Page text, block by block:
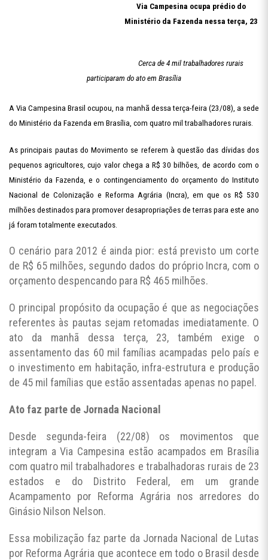
Via Campesina ocupa prédio do
Ministério da Fazenda nessa terça, 23
Cerca de 4 mil trabalhadores rurais
participaram do ato em Brasília
A Via Campesina Brasil ocupou, na manhã dessa terça-feira (23/08), a sede
do Ministério da Fazenda em Brasília, com quatro mil trabalhadores rurais.
As principais pautas do Movimento se referem à questão das dívidas dos
pequenos agricultores, cujo valor chega a R$ 30 bilhões, de acordo com o
Ministério da Fazenda, e o contingenciamento do orçamento do Instituto
Nacional de Colonização e Reforma Agrária (Incra), em que os R$ 530
milhões destinados para promover desapropriações de terras para este ano
já foram totalmente executados.
O cenário para 2012 é ainda pior: está previsto um corte
de R$ 65 milhões, segundo dados do próprio Incra, com o
orçamento despencando para R$ 465 milhões.
O principal propósito da ocupação é que as negociações
referentes às pautas sejam retomadas imediatamente. O
ato da manhã dessa terça, 23, também exige o
assentamento das 60 mil famílias acampadas pelo país e
o investimento em habitação, infra-estrutura e produção
de 45 mil famílias que estão assentadas apenas no papel.
Ato faz parte de Jornada Nacional
Desde segunda-feira (22/08) os movimentos que
integram a Via Campesina estão acampados em Brasília
com quatro mil trabalhadores e trabalhadoras rurais de 23
estados e do Distrito Federal, em um grande
Acampamento por Reforma Agrária nos arredores do
Ginásio Nilson Nelson.
Essa mobilização faz parte da Jornada Nacional de Lutas
por Reforma Agrária que acontece em todo o Brasil desde